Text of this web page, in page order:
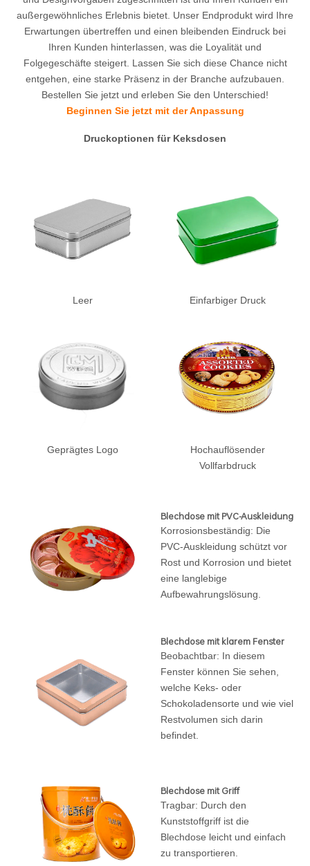
außergewöhnliches Erlebnis bietet. Unser Endprodukt wird Ihre
Erwartungen übertreffen und einen bleibenden Eindruck bei
Ihren Kunden hinterlassen, was die Loyalität und
Folgegeschäfte steigert. Lassen Sie sich diese Chance nicht
entgehen, eine starke Präsenz in der Branche aufzubauen.
Bestellen Sie jetzt und erleben Sie den Unterschied!
Beginnen Sie jetzt mit der Anpassung
Druckoptionen für Keksdosen
Leer Einfarbiger Druck
Geprägtes Logo
Hochauflösender
Vollfarbdruck
Blechdose mit PVC-Auskleidung
Korrosionsbeständig: Die
PVC-Auskleidung schützt vor
Rost und Korrosion und bietet
eine langlebige
Aufbewahrungslösung.
Blechdose mit klarem Fenster
Beobachtbar: In diesem
Fenster können Sie sehen,
welche Keks- oder
Schokoladensorte und wie viel
Restvolumen sich darin
befindet.
Blechdose mit Griff
Tragbar: Durch den
Kunststoffgriff ist die
Blechdose leicht und einfach
zu transportieren.